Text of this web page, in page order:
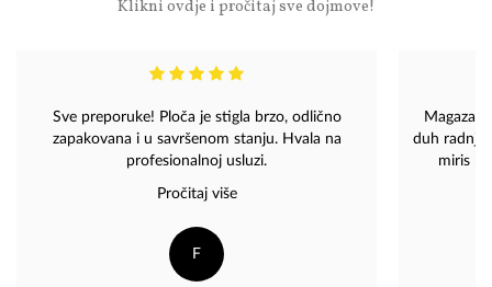
Klikni ovdje i pročitaj sve dojmove!
Sve preporuke! Ploča je stigla brzo, odlično
zapakovana i u savršenom stanju. Hvala na
profesionalnoj usluzi.
Pročitaj više
F
Magaza
duh
miris